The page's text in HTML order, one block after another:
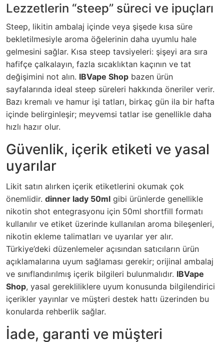
Lezzetlerin “steep” süreci ve ipuçları
Steep, likitin ambalaj içinde veya şişede kısa süre
bekletilmesiyle aroma öğelerinin daha uyumlu hale
gelmesini sağlar. Kısa steep tavsiyeleri: şişeyi ara sıra
hafifçe çalkalayın, fazla sıcaklıktan kaçının ve tat
değişimini not alın. IBVape Shop bazen ürün
sayfalarında ideal steep süreleri hakkında öneriler verir.
Bazı kremalı ve hamur işi tatları, birkaç gün ila bir hafta
içinde belirginleşir; meyvemsi tatlar ise genellikle daha
hızlı hazır olur.
Güvenlik, içerik etiketi ve yasal
uyarılar
Likit satın alırken içerik etiketlerini okumak çok
önemlidir. dinner lady 50ml gibi ürünlerde genellikle
nikotin shot entegrasyonu için 50ml shortfill formatı
kullanılır ve etiket üzerinde kullanılan aroma bileşenleri,
nikotin ekleme talimatları ve uyarılar yer alır.
Türkiye’deki düzenlemeler açısından satıcıların ürün
açıklamalarına uyum sağlaması gerekir; orijinal ambalaj
ve sınıflandırılmış içerik bilgileri bulunmalıdır. IBVape
Shop, yasal gerekliliklere uyum konusunda bilgilendirici
içerikler yayınlar ve müşteri destek hattı üzerinden bu
konularda rehberlik sağlar.
İade, garanti ve müşteri